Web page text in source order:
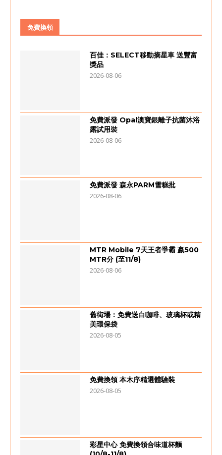
免費換領
百佳：SELECT移動摘星車 送豐富
獎品
2026-08-06
免費派發 Opal澳寶銀離子抗菌沐浴
露試用裝
2026-08-06
免費派發 森永PARM雪糕批
2026-08-06
MTR Mobile 7天王者爭霸 嬴500
MTR分 (至11/8)
2026-08-06
舊街場：免費送白咖啡、玻璃杯或精
美環保袋
2026-08-05
免費換領 本木序精選體驗裝
2026-08-05
彩星中心 免費換領合味道杯麵